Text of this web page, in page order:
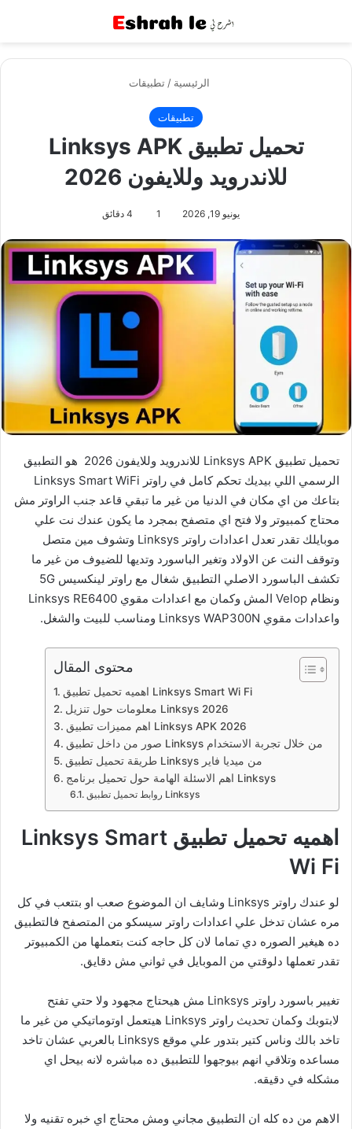
الرئيسية / تطبيقات
تطبيقات
تحميل تطبيق Linksys APK
للاندرويد وللايفون 2026
يونيو 19, 2026 1
تحميل تطبيق Linksys APK للاندرويد وللايفون 2026 هو التطبيق
الرسمي اللي بيديك تحكم كامل في راوتر Linksys Smart WiFi
بتاعك من اي مكان في الدنيا من غير ما تبقي قاعد جنب الراوتر مش
محتاج كمبيوتر ولا فتح اي متصفح بمجرد ما يكون عندك نت علي
موبايلك تقدر تعدل اعدادات راوتر Linksys وتشوف مين متصل
وتوقف النت عن الاولاد وتغير الباسورد وتديها للضيوف من غير ما
تكشف الباسورد الاصلي التطبيق شغال مع راوتر لينكسيس 5G
ونظام Velop المش وكمان مع اعدادات مقوي Linksys RE6400
واعدادات مقوي Linksys WAP300N ومناسب للبيت والشغل.
محتوى المقال
اهميه تحميل تطبيق Linksys Smart Wi Fi
معلومات حول تنزيل Linksys 2026
اهم مميزات تطبيق Linksys APK 2026
صور من داخل تطبيق Linksys من خلال تجربة الاستخدام
طريقة تحميل تطبيق Linksys من ميديا فاير
اهم الاسئلة الهامة حول تحميل برنامج Linksys
روابط تحميل تطبيق Linksys
اهميه تحميل تطبيق Linksys Smart
Wi Fi
لو عندك راوتر Linksys وشايف ان الموضوع صعب او بتتعب في كل
مره عشان تدخل علي اعدادات راوتر سيسكو من المتصفح فالتطبيق
ده هيغير الصوره دي تماما لان كل حاجه كنت بتعملها من الكمبيوتر
تقدر تعملها دلوقتي من الموبايل في ثواني مش دقايق.
تغيير باسورد راوتر Linksys مش هيحتاج مجهود ولا حتي تفتح
لابتوبك وكمان تحديث راوتر Linksys هيتعمل اوتوماتيكي من غير ما
تاخد بالك وناس كتير بتدور علي موقع Linksys بالعربي عشان تاخد
مساعده وتلاقي انهم بيوجهوا للتطبيق ده مباشره لانه بيحل اي
مشكله في دقيقه.
الاهم من ده كله ان التطبيق مجاني ومش محتاج اي خبره تقنيه ولا